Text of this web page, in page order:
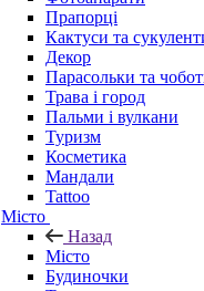
Прапорці
Кактуси та
Декор
Парасольки та
Трава і город
Пальми і вулкани
Туризм
Косметика
Мандали
Tattoo
Місто
Назад
Місто
Будиночки